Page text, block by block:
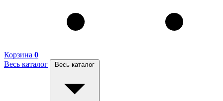
Корзина 0
Весь каталог
Весь каталог